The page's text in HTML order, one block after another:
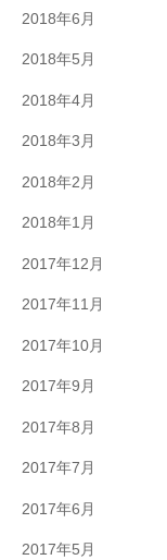
2018年6月
2018年5月
2018年4月
2018年3月
2018年2月
2018年1月
2017年12月
2017年11月
2017年10月
2017年9月
2017年8月
2017年7月
2017年6月
2017年5月